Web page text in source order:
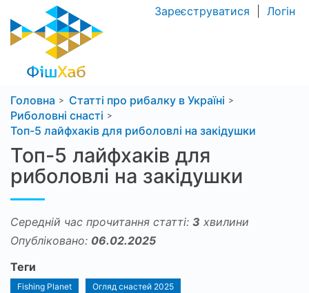
Зареєструватися Логін
Головна
Статті про рибалку в Україні
Риболовні снасті
Топ-5 лайфхаків для риболовлі на закідушки
Топ-5 лайфхаків для
риболовлі на закідушки
Середній час прочитання статті: 3 хвилини
Опубліковано: 06.02.2025
Теги
Fishing Planet Огляд снастей 2025